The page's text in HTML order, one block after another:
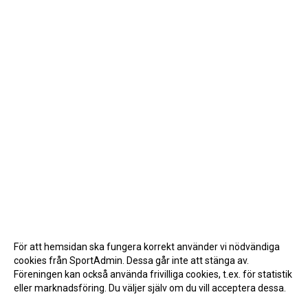
För att hemsidan ska fungera korrekt använder vi nödvändiga
cookies från SportAdmin. Dessa går inte att stänga av.
Föreningen kan också använda frivilliga cookies, t.ex. för statistik
eller marknadsföring. Du väljer själv om du vill acceptera dessa.